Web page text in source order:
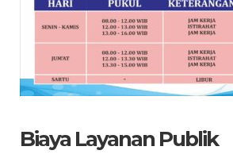
Biaya Layanan Publik